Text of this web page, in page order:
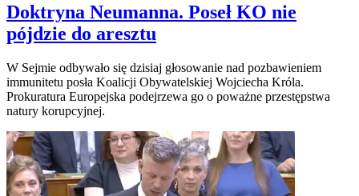
Doktryna Neumanna. Poseł KO nie
pójdzie do aresztu
W Sejmie odbywało się dzisiaj głosowanie nad pozbawieniem
immunitetu posła Koalicji Obywatelskiej Wojciecha Króla.
Prokuratura Europejska podejrzewa go o poważne przestępstwa
natury korupcyjnej.